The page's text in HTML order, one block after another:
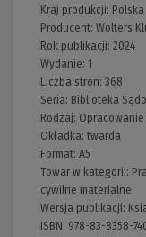
Kraj produkcji: Polska
Producent: Wolters
Rok publikacji: 2024
Wydanie: 1
Liczba stron: 368
Seria: Biblioteka
Rodzaj: Opracowanie
Okładka:twarda
Format: A5
Towar w kategorii:
cywilne materialne
Wersja publikacji:
ISBN: 978-83-8358-